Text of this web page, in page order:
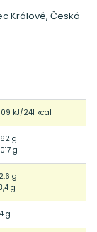
Králové, Česká
kJ/241 kcal
g
g
g
g
g